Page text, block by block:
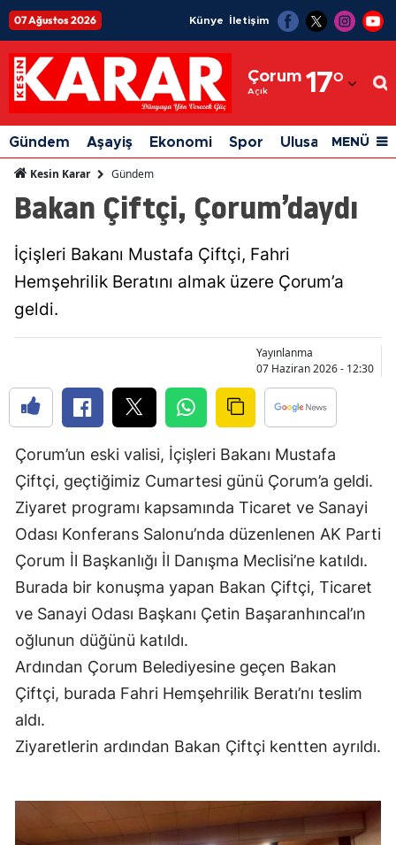
07 Ağustos 2026 Künye İletişim
Çorum
Açık 17°
Adıyaman
Afyonkarahisar
Ağrı
Amasya
Aydın
Bilecik
Bingöl
Bitlis
Bolu
Burdur
Bursa
Çankırı
Çorum
Denizli
Edirne
Gündem Aşayiş Ekonomi Spor Ulusal Siyaset
MENÜ
Kesin Karar Gündem
Bakan Çiftçi, Çorum’daydı
İçişleri Bakanı Mustafa Çiftçi, Fahri
Hemşehrilik Beratını almak üzere Çorum’a
geldi.
Yayınlanma
07 Haziran 2026 - 12:30
Çorum’un eski valisi, İçişleri Bakanı Mustafa
Çiftçi, geçtiğimiz Cumartesi günü Çorum’a geldi.
Ziyaret programı kapsamında Ticaret ve Sanayi
Odası Konferans Salonu’nda düzenlenen AK Parti
Çorum İl Başkanlığı İl Danışma Meclisi’ne katıldı.
Burada bir konuşma yapan Bakan Çiftçi, Ticaret
ve Sanayi Odası Başkanı Çetin Başaranhıncal’ın
oğlunun düğünü katıldı.
Ardından Çorum Belediyesine geçen Bakan
Çiftçi, burada Fahri Hemşehrilik Beratı’nı teslim
aldı.
Ziyaretlerin ardından Bakan Çiftçi kentten ayrıldı.